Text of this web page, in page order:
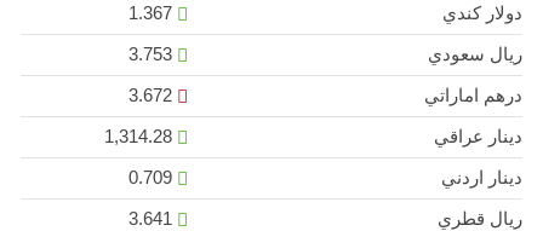
دولار كندي
1.367
ريال سعودي
3.753
درهم اماراتي
3.672
دينار عراقي
1,314.28
دينار اردني
0.709
ريال قطري